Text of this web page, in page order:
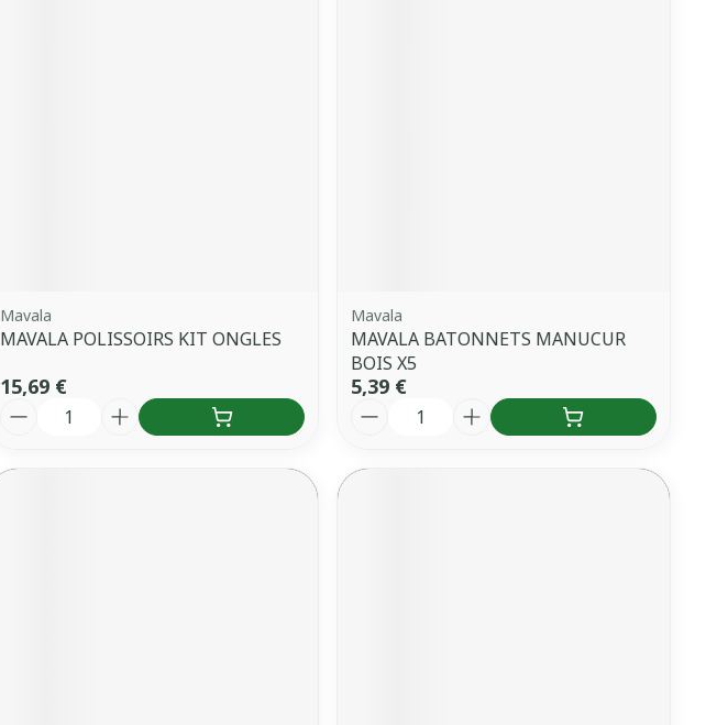
Mavala
MAVALA POLISSOIRS KIT ONGLES
15,69 €
Quantité
Mavala
MAVALA BATONNETS MANUCUR
BOIS X5
5,39 €
Quantité